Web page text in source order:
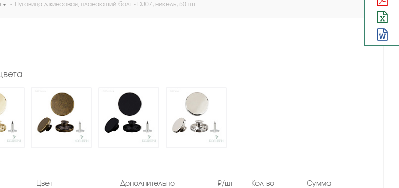
- Пуговица джинсовая, плавающий болт - DJ07, никель, 50 шт
Цвет Дополнительно ₽/шт Кол-во Сумма